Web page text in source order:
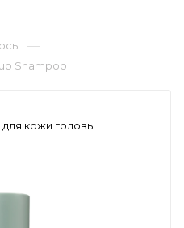
—
Shampoo
кожи головы